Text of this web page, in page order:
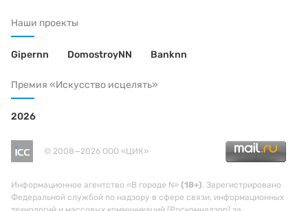
Наши проекты
Gipernn DomostroyNN Banknn
Премия «Искусство исцелять»
2026
© 2008—2026 ООО «ЦИК»
Информационное агентство «В городе N» (18+). Зарегистрировано
Федеральной службой по надзору в сфере связи, информационных